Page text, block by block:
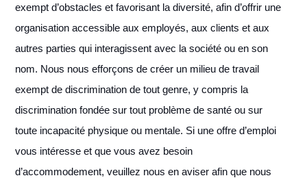
exempt d’obstacles et favorisant la diversité, afin d’offrir une
organisation accessible aux employés, aux clients et aux
autres parties qui interagissent avec la société ou en son
nom. Nous nous efforçons de créer un milieu de travail
exempt de discrimination de tout genre, y compris la
discrimination fondée sur tout problème de santé ou sur
toute incapacité physique ou mentale. Si une offre d’emploi
vous intéresse et que vous avez besoin
d’accommodement, veuillez nous en aviser afin que nous